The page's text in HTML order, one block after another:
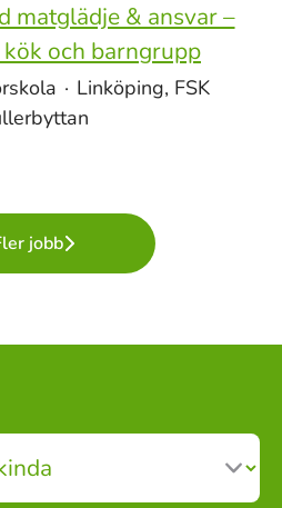
matglädje & ansvar –
och barngrupp
· Linköping, FSK
jobb